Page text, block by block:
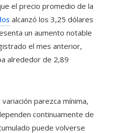
el precio promedio de la
alcanzó los 3,25 dólares
un aumento notable
el mes anterior,
alrededor de 2,89
parezca mínima,
continuamente de
puede volverse